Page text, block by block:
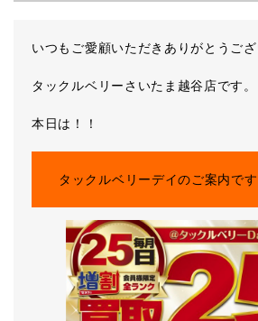
いつもご愛顧いただきありがとうござ
タックルベリーさいたま越谷店です。
本日は！！
タックルベリーデイのご案内です